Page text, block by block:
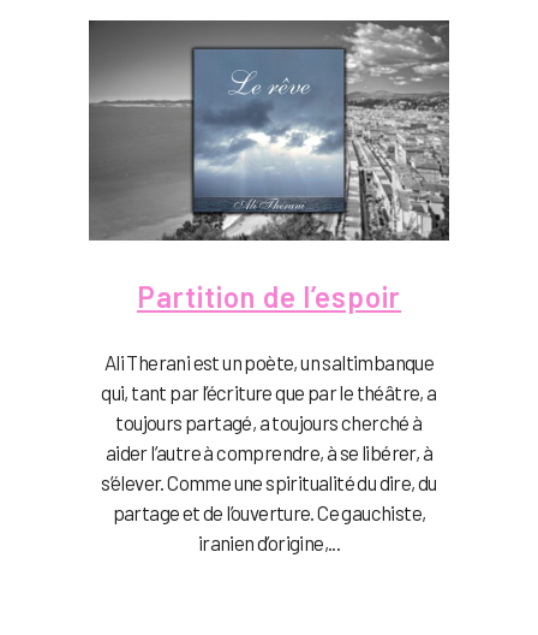
Partition de l’espoir
Ali Therani est un poète, un saltimbanque
qui, tant par l’écriture que par le théâtre, a
toujours partagé, a toujours cherché à
aider l’autre à comprendre, à se libérer, à
s’élever. Comme une spiritualité du dire, du
partage et de l’ouverture. Ce gauchiste,
iranien d’origine,...